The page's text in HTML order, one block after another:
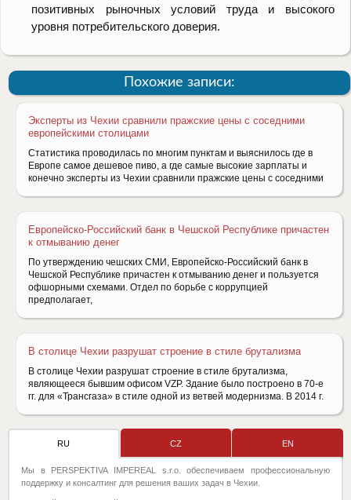
позитивных рыночных условий труда и высокого
уровня потребительского доверия.
Похожие записи:
Эксперты из Чехии сравнили пражские цены с соседними
европейскими столицами
Статистика проводилась по многим пунктам и выяснилось где в
Европе самое дешевое пиво, а где самые высокие зарплаты и
конечно эксперты из Чехии сравнили пражские цены с соседними
Европейско-Российский банк в Чешской Республике причастен
к отмыванию денег
По утверждению чешских СМИ, Европейско-Российский банк в
Чешской Республике причастен к отмыванию денег и пользуется
офшорными схемами. Отдел по борьбе с коррупцией
предполагает,
В столице Чехии разрушат строение в стиле брутализма
В столице Чехии разрушат строение в стиле брутализма,
являющееся бывшим офисом VZP. Здание было построено в 70-е
гг. для «Трансгаза» в стиле одной из ветвей модернизма. В 2014 г.
RU CZ EN
Мы в PERSPEKTIVA IMPEREAL s.r.o. обеспечиваем профессиональную
поддержку и консалтинг для решения ваших задач в Чехии.